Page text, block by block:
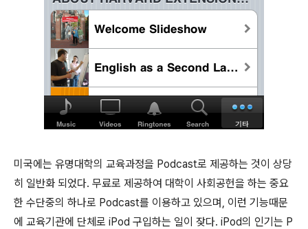
미국에는 유명대학의 교육과정을 Podcast로 제공하는 것이 상당
히 일반화 되었다. 무료로 제공하여 대학이 사회공헌을 하는 중요
한 수단중의 하나로 Podcast를 이용하고 있으며, 이런 기능때문
에 교육기관에 단체로 iPod 구입하는 일이 잦다. iPod의 인기는 P